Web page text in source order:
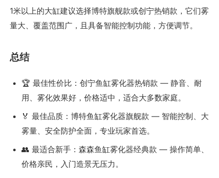
1米以上的大缸建议选择博特旗舰款或创宁热销款，它们雾
量大、覆盖范围广，且具备智能控制功能，方便调节。
总结
🏆 最佳性价比：创宁鱼缸雾化器热销款 — 静音、耐
用、雾化效果好，价格适中，适合大多数家庭。
🏅 最佳品质：博特鱼缸雾化器旗舰款 — 智能控制、大
雾量、安全防护全面，专业玩家首选。
👥 最适合新手：森森鱼缸雾化器经典款 — 操作简单、
价格亲民，入门造景无压力。